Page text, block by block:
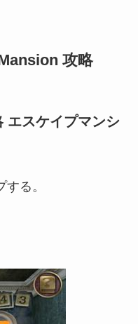
攻略
スケイプマンシ
る。